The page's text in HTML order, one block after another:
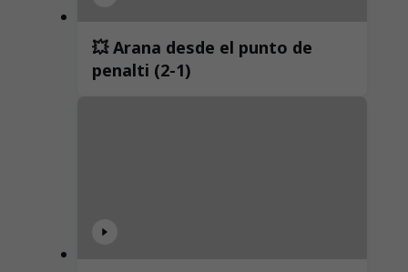
💥 Arana desde el punto de
penalti (2-1)